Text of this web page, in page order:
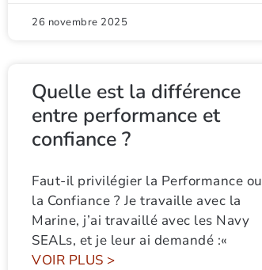
26 novembre 2025
Quelle est la différence
entre performance et
confiance ?
Faut-il privilégier la Performance ou
la Confiance ? Je travaille avec la
Marine, j’ai travaillé avec les Navy
SEALs, et je leur ai demandé :«
VOIR PLUS >